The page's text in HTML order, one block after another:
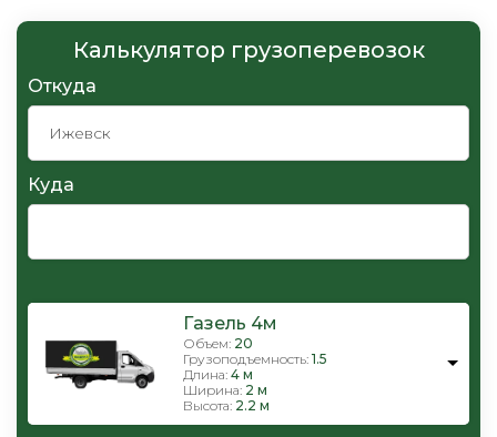
Калькулятор грузоперевозок
Откуда
Куда
Газель 4м
Объем: 20
Грузоподъемность: 1.5
Длина: 4 м
Ширина: 2 м
Высота: 2.2 м